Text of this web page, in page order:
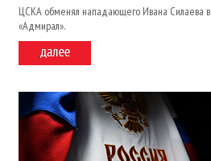
ЦСКА обменял нападающего Ивана Силаева в
«Адмирал».